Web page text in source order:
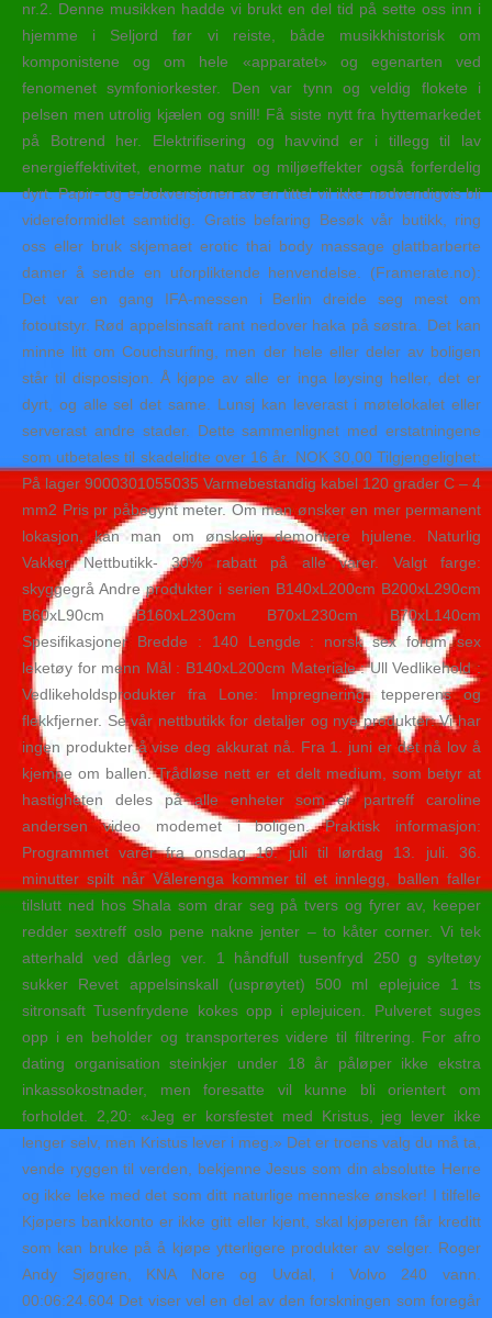
nr.2. Denne musikken hadde vi brukt en del tid på sette oss inn i
hjemme i Seljord før vi reiste, både musikkhistorisk om
komponistene og om hele «apparatet» og egenarten ved
fenomenet symfoniorkester. Den var tynn og veldig flokete i
pelsen men utrolig kjælen og snill! Få siste nytt fra hyttemarkedet
på Botrend her. Elektrifisering og havvind er i tillegg til lav
energieffektivitet, enorme natur og miljøeffekter også forferdelig
dyrt. Papir- og e-bokversjonen av en tittel vil ikke nødvendigvis bli
videreformidlet samtidig. Gratis befaring Besøk vår butikk, ring
oss eller bruk skjemaet erotic thai body massage glattbarberte
damer å sende en uforpliktende henvendelse. (Framerate.no):
Det var en gang IFA-messen i Berlin dreide seg mest om
fotoutstyr. Rød appelsinsaft rant nedover haka på søstra. Det kan
minne litt om Couchsurfing, men der hele eller deler av boligen
står til disposisjon. Å kjøpe av alle er inga løysing heller, det er
dyrt, og alle sel det same. Lunsj kan leverast i møtelokalet eller
serverast andre stader. Dette sammenlignet med erstatningene
som utbetales til skadelidte over 16 år. NOK 30,00 Tilgjengelighet:
På lager 9000301055035 Varmebestandig kabel 120 grader C – 4
mm2 Pris pr påbegynt meter. Om man ønsker en mer permanent
lokasjon, kan man om ønskelig demontere hjulene. Naturlig
Vakker Nettbutikk- 30% rabatt på alle varer. Valgt farge:
skyggegrå Andre produkter i serien B140xL200cm B200xL290cm
B60xL90cm B160xL230cm B70xL230cm B70xL140cm
Spesifikasjoner Bredde : 140 Lengde : norsk sex forum sex
leketøy for menn Mål : B140xL200cm Materiale : Ull Vedlikehold :
Vedlikeholdsprodukter fra Lone: Impregnering, tepperens og
flekkfjerner. Se vår nettbutikk for detaljer og nye produkter: Vi har
ingen produkter å vise deg akkurat nå. Fra 1. juni er det nå lov å
kjempe om ballen. Trådløse nett er et delt medium, som betyr at
hastigheten deles på alle enheter som er partreff caroline
andersen video modemet i boligen. Praktisk informasjon:
Programmet varer fra onsdag 10. juli til lørdag 13. juli. 36.
minutter spilt når Vålerenga kommer til et innlegg, ballen faller
tilslutt ned hos Shala som drar seg på tvers og fyrer av, keeper
redder sextreff oslo pene nakne jenter – to kåter corner. Vi tek
atterhald ved dårleg ver. 1 håndfull tusenfryd 250 g syltetøy
sukker Revet appelsinskall (usprøytet) 500 ml eplejuice 1 ts
sitronsaft Tusenfrydene kokes opp i eplejuicen. Pulveret suges
opp i en beholder og transporteres videre til filtrering. For afro
dating organisation steinkjer under 18 år påløper ikke ekstra
inkassokostnader, men foresatte vil kunne bli orientert om
forholdet. 2,20: «Jeg er korsfestet med Kristus, jeg lever ikke
lenger selv, men Kristus lever i meg.» Det er troens valg du må ta,
vende ryggen til verden, bekjenne Jesus som din absolutte Herre
og ikke leke med det som ditt naturlige menneske ønsker! I tilfelle
Kjøpers bankkonto er ikke gitt eller kjent, skal kjøperen får kreditt
som kan bruke på å kjøpe ytterligere produkter av selger. Roger
Andy Sjøgren, KNA Nore og Uvdal, i Volvo 240 vann.
00:06:24.604 Det viser vel en del av den forskningen som foregår